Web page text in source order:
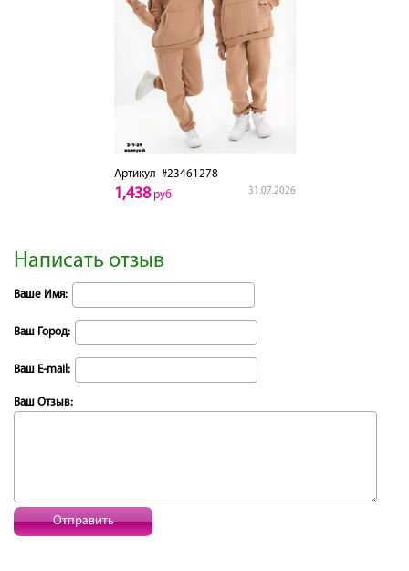
Артикул #23461278
31.07.2026
1,438руб
Написать отзыв
Ваше Имя:
Ваш Город:
Ваш E-mail:
Ваш Отзыв:
Отправить